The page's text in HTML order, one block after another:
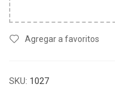
Agregar a favoritos
SKU: 1027